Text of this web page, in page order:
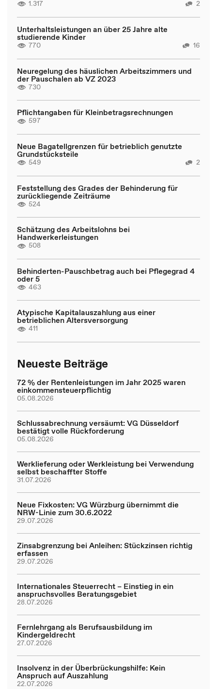
1.317 2
Unterhaltsleistungen an über 25 Jahre alte
studierende Kinder
770 16
Neuregelung des häuslichen Arbeitszimmers und
der Pauschalen ab VZ 2023
730
Pflichtangaben für Kleinbetragsrechnungen
597
Neue Bagatellgrenzen für betrieblich genutzte
Grundstücksteile
549 2
Feststellung des Grades der Behinderung für
zurückliegende Zeiträume
524
Schätzung des Arbeitslohns bei
Handwerkerleistungen
508
Behinderten-Pauschbetrag auch bei Pflegegrad 4
oder 5
463
Atypische Kapitalauszahlung aus einer
betrieblichen Altersversorgung
411
Neueste Beiträge
72 % der Rentenleistungen im Jahr 2025 waren
einkommensteuerpflichtig
05.08.2026
Schlussabrechnung versäumt: VG Düsseldorf
bestätigt volle Rückforderung
05.08.2026
Werklieferung oder Werkleistung bei Verwendung
selbst beschaffter Stoffe
31.07.2026
Neue Fixkosten: VG Würzburg übernimmt die
NRW-Linie zum 30.6.2022
29.07.2026
Zinsabgrenzung bei Anleihen: Stückzinsen richtig
erfassen
29.07.2026
Internationales Steuerrecht – Einstieg in ein
anspruchsvolles Beratungsgebiet
28.07.2026
Fernlehrgang als Berufsausbildung im
Kindergeldrecht
27.07.2026
Insolvenz in der Überbrückungshilfe: Kein
Anspruch auf Auszahlung
22.07.2026